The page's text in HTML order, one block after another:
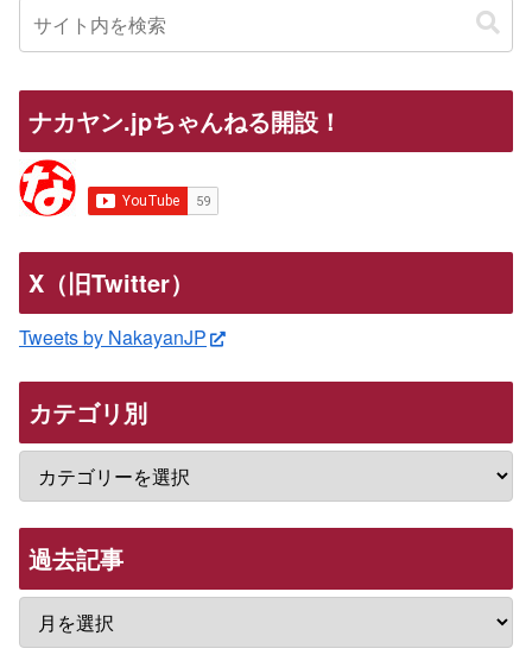
ナカヤン.jpちゃんねる開設！
X（旧Twitter）
Tweets by NakayanJP
カテゴリ別
過去記事